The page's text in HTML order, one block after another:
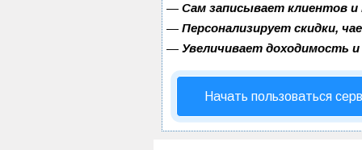
— Сам записывает клиентов
— Персонализирует скидки,
— Увеличивает доходимость
Начать пользоваться